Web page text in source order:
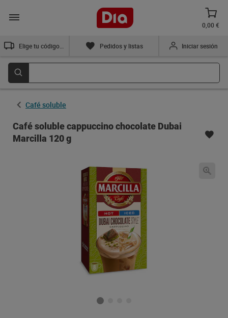
0,00 €
Pedidos y listas Iniciar sesión
Café soluble
Café soluble cappuccino chocolate Dubai
Marcilla 120 g